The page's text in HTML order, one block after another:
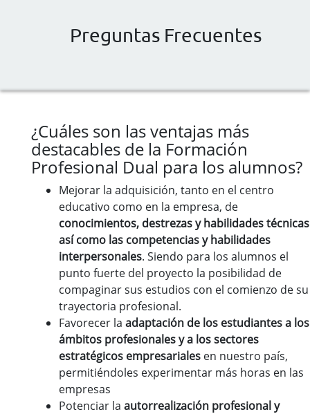
Preguntas Frecuentes
¿Cuáles son las ventajas más
destacables de la Formación
Profesional Dual para los alumnos?
Mejorar la adquisición, tanto en el centro
educativo como en la empresa, de
conocimientos, destrezas y habilidades técnicas
así como las competencias y habilidades
interpersonales. Siendo para los alumnos el
punto fuerte del proyecto la posibilidad de
compaginar sus estudios con el comienzo de su
trayectoria profesional.
Favorecer la adaptación de los estudiantes a los
ámbitos profesionales y a los sectores
estratégicos empresariales en nuestro país,
permitiéndoles experimentar más horas en las
empresas
Potenciar la autorrealización profesional y